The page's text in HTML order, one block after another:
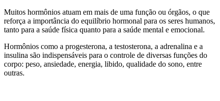
Muitos hormônios atuam em mais de uma função ou órgãos, o que
reforça a importância do equilíbrio hormonal para os seres humanos,
tanto para a saúde física quanto para a saúde mental e emocional.
Hormônios como a progesterona, a testosterona, a adrenalina e a
insulina são indispensáveis para o controle de diversas funções do
corpo: peso, ansiedade, energia, libido, qualidade do sono, entre
outras.